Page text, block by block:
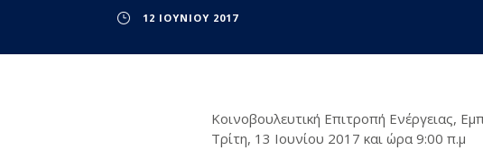
12 ΙΟΥΝΊΟΥ 2017
Κοινοβουλευτική Επιτροπή Ενέργειας,
Τρίτη, 13 Ιουνίου 2017 και ώρα 9:00 π.μ